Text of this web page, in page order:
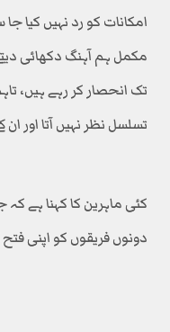
امکانات کو رد نہیں کیا
مکمل ہم آہنگ دکھائی
تک انحصار کر رہے ہیں،
تسلسل نظر نہیں آتا اور ان
کئی ماہرین کا کہنا ہے
دونوں فریقوں کو اپنی